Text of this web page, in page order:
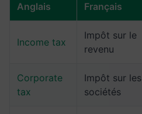
Anglais Français
Income tax
Impôt sur le
revenu
Corporate
tax
Impôt sur les
sociétés